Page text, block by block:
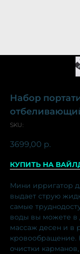
Набор
SKU:
3699,00 р.
КУПИТЬ НА
Мини ирригатор
выдает струю
самые
воды вы можете в
массаж десен и в
кровообращение.
очистки